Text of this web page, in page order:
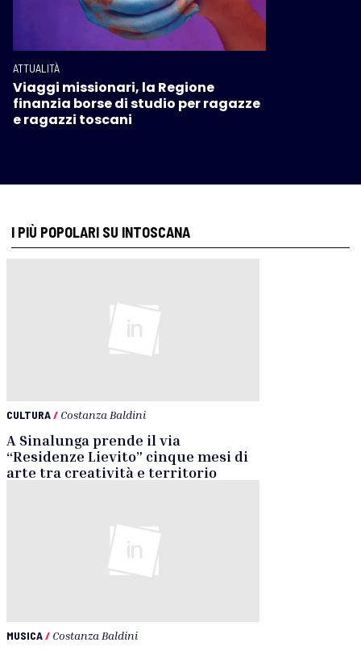
ATTUALITÀ
Viaggi missionari, la Regione
finanzia borse di studio per ragazze
e ragazzi toscani
I PIÙ POPOLARI SU INTOSCANA
CULTURA/ Costanza Baldini
A Sinalunga prende il via
“Residenze Lievito” cinque mesi di
arte tra creatività e territorio
MUSICA/ Costanza Baldini